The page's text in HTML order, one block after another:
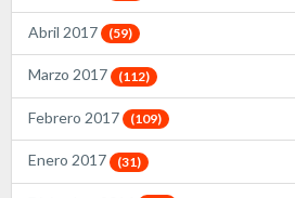
Abril 2017 (59)
Marzo 2017 (112)
Febrero 2017 (109)
Enero 2017 (31)